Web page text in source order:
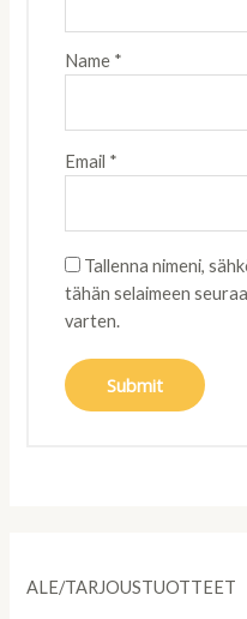
ALE/TARJOUSTUOTTEET
Name *
Email *
Tallenna nimeni,
tähän selaimeen
varten.